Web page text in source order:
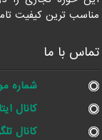
مناسب ترین کیفیت
تماس با ما
شماره
کانال
کانال